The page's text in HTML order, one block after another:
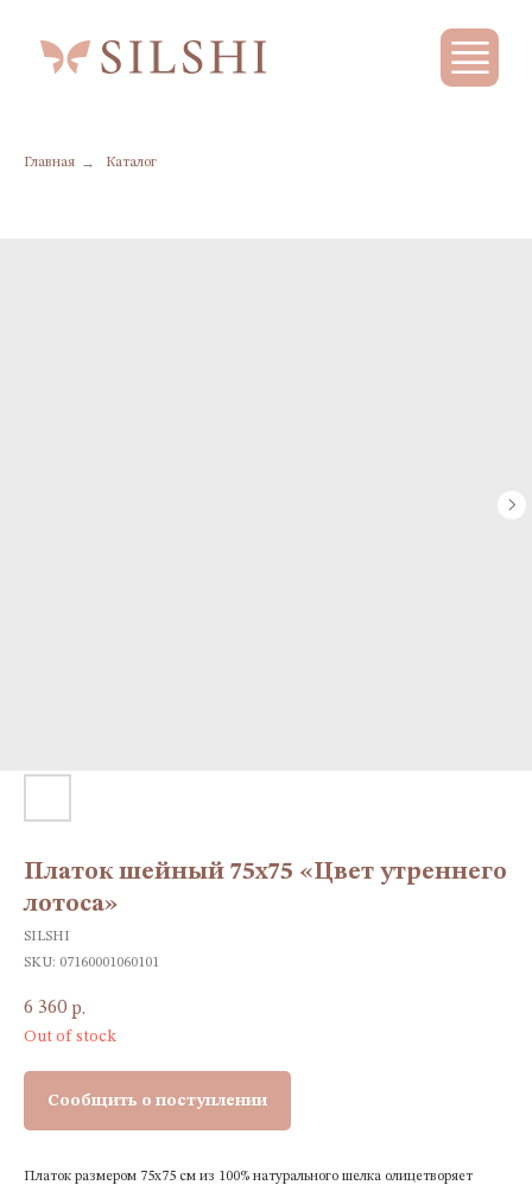
Главная → Каталог
Платок шейный 75х75 «Цвет утреннего
лотоса»
SILSHI
SKU: 07160001060101
6 360 р.
Out of stock
Сообщить о поступлении
Платок размером 75х75 см из 100% натурального шелка олицетворяет